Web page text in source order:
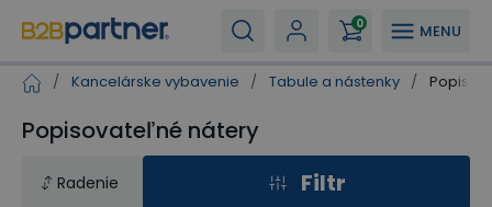
MENU
0
/ Kancelárske vybavenie / Tabule a nástenky /
Popisovateľné nátery
Radenie Filtr